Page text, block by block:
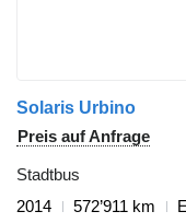
Solaris Urbino
Preis auf Anfrage
Stadtbus
2014
572’911 km